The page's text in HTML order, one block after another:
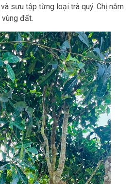
sưu tập từng loại trà quý. Chị nắm
đất.